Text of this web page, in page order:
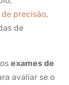
precisão,
de
exames de
avaliar se o